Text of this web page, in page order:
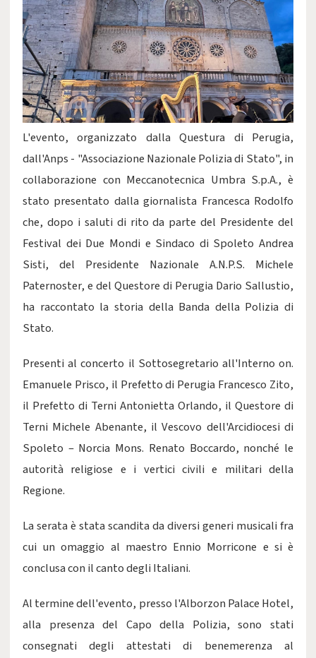
L'evento, organizzato dalla Questura di Perugia,
dall'Anps - "Associazione Nazionale Polizia di Stato", in
collaborazione con Meccanotecnica Umbra S.p.A., è
stato presentato dalla giornalista Francesca Rodolfo
che, dopo i saluti di rito da parte del Presidente del
Festival dei Due Mondi e Sindaco di Spoleto Andrea
Sisti, del Presidente Nazionale A.N.P.S. Michele
Paternoster, e del Questore di Perugia Dario Sallustio,
ha raccontato la storia della Banda della Polizia di
Stato.
Presenti al concerto il Sottosegretario all'Interno on.
Emanuele Prisco, il Prefetto di Perugia Francesco Zito,
il Prefetto di Terni Antonietta Orlando, il Questore di
Terni Michele Abenante, il Vescovo dell'Arcidiocesi di
Spoleto – Norcia Mons. Renato Boccardo, nonché le
autorità religiose e i vertici civili e militari della
Regione.
La serata è stata scandita da diversi generi musicali fra
cui un omaggio al maestro Ennio Morricone e si è
conclusa con il canto degli Italiani.
Al termine dell'evento, presso l'Alborzon Palace Hotel,
alla presenza del Capo della Polizia, sono stati
consegnati degli attestati di benemerenza al